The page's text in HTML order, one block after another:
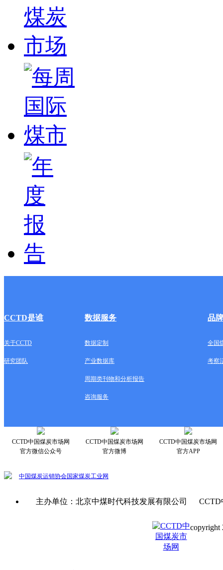
CCTD是谁 数据服务 品
关于CCTD 数据定制 全国
研究团队 产业数据库 考察
周期类刊物和分析报告
咨询服务
CCTD中国煤炭市场网
官方微信公众号
CCTD中国煤炭市场网
官方微博
CCTD中国煤炭市场网
官方APP
中国煤炭运销协会国家煤炭工业网
主办单位：北京中煤时代科技发展有限公司
copyright